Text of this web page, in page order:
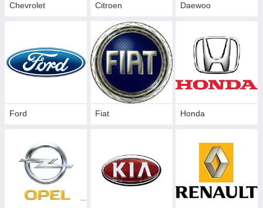
Chevrolet Citroen Daewoo
Ford Fiat Honda